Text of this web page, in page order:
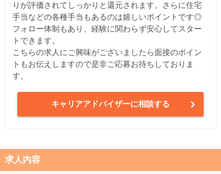
りが評価されてしっかりと還元されます。さらに住宅
手当などの各種手当もあるのは嬉しいポイントです◎
フォロー体制もあり、経験に関わらず安心してスター
トできます。
こちらの求人にご興味がございましたら面接のポイン
トもお伝えしますので是非ご応募お待ちしておりま
す。
キャリアアドバイザーに相談する
求人内容